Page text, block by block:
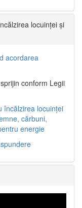
locuinței și
acordarea
conform Legii
încălzirea locuinței
cărbuni,
energie